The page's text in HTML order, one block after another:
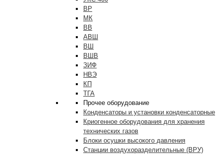
ВР
МК
ВВ
АВШ
ВШ
ВШВ
ЗИФ
НВЭ
КП
ТГА
Прочее оборудование
Конденсаторы и установки конденсаторные
Криогенное оборудования для хранения
технических газов
Блоки осушки высокого давления
Станции воздухоразделительные (ВРУ)